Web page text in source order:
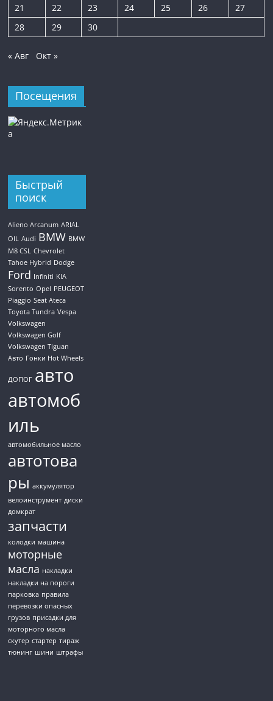
21
22 23 24 25 26
27
28
29 30
« Авг Окт »
Посещения
Быстрый
поиск
Alieno Arcanum ARIAL
OIL Audi BMW BMW
M8 CSL Chevrolet
Tahoe Hybrid Dodge
Ford Infiniti KIA
Sorento Opel PEUGEOT
Piaggio Seat Ateca
Toyota Tundra Vespa
Volkswagen
Volkswagen Golf
Volkswagen Tiguan
Авто Гонки Hot Wheels
ДОПОГ авто
автомоб
иль
автомобильное масло
автотова
ры аккумулятор
велоинструмент диски
домкрат
запчасти
колодки машина
моторные
масла накладки
накладки на пороги
парковка правила
перевозки опасных
грузов присадки для
моторного масла
скутер стартер тираж
тюнинг шини штрафы